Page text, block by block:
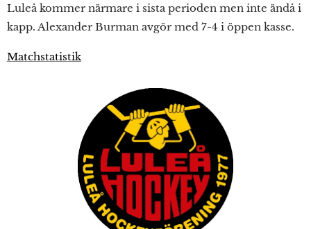
Luleå kommer närmare i sista perioden men inte ändå i
kapp. Alexander Burman avgör med 7-4 i öppen kasse.
Matchstatistik